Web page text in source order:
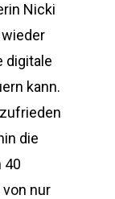
Nicki
digitale
kann.
die
40
nur